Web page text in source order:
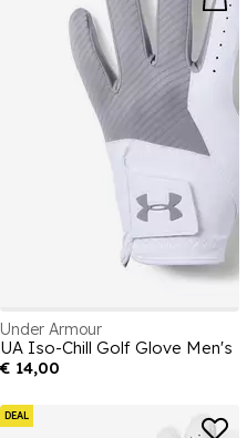
Under Armour
UA Iso-Chill Golf Glove Men's
€ 14,00
DEAL